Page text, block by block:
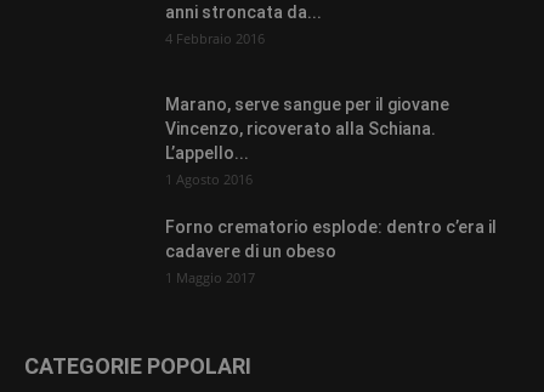
anni stroncata da...
4 Febbraio 2016
Marano, serve sangue per il giovane
Vincenzo, ricoverato alla Schiana.
L’appello...
1 Agosto 2016
Forno crematorio esplode: dentro c’era il
cadavere di un obeso
1 Maggio 2017
CATEGORIE POPOLARI